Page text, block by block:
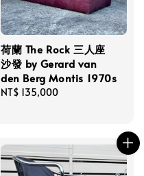
荷蘭 The Rock 三人座
沙發 by Gerard van
den Berg Montis 1970s
Regular
NT$ 135,000